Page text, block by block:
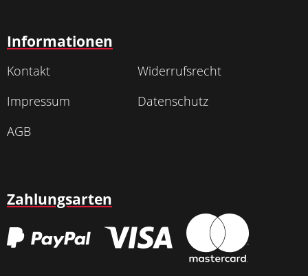
Informationen
Kontakt
Widerrufsrecht
Impressum
Datenschutz
AGB
Zahlungsarten